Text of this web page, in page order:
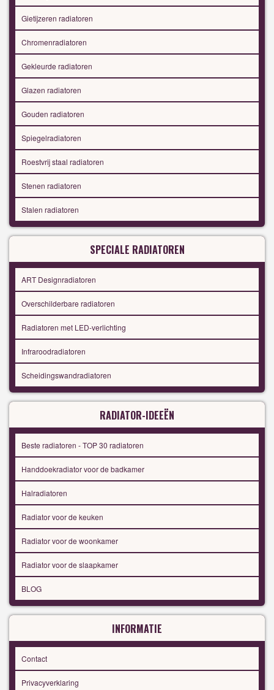
Gietijzeren radiatoren
Chromenradiatoren
Gekleurde radiatoren
Glazen radiatoren
Gouden radiatoren
Spiegelradiatoren
Roestvrij staal radiatoren
Stenen radiatoren
Stalen radiatoren
SPECIALE RADIATOREN
ART Designradiatoren
Overschilderbare radiatoren
Radiatoren met LED-verlichting
Infraroodradiatoren
Scheidingswandradiatoren
RADIATOR-IDEEËN
Beste radiatoren - TOP 30 radiatoren
Handdoekradiator voor de badkamer
Halradiatoren
Radiator voor de keuken
Radiator voor de woonkamer
Radiator voor de slaapkamer
BLOG
INFORMATIE
Contact
Privacyverklaring